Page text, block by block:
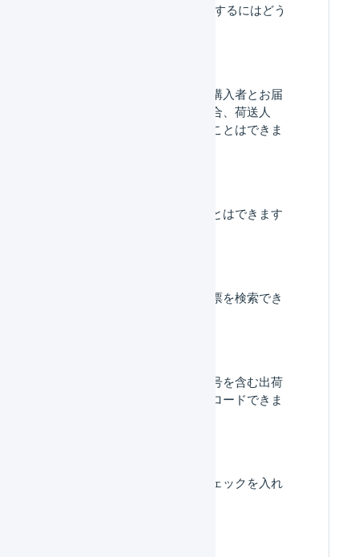
送り状 特記事項を編集するにはどう
ギフトのご注文など、購入者とお届
け先が異なる注文の場合、荷送人
（依頼人）を変更することはできま
表示件数を変更することはできます
送り状番号から出荷伝票を検索でき
出荷期限日やロット番号を含む出荷
伝票のデータをダウンロードできま
「ギフトの指定」にチェックを入れ